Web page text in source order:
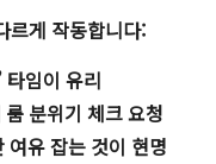
르게 작동합니다:
임이 유리
분위기 체크 요청
여유 잡는 것이 현명